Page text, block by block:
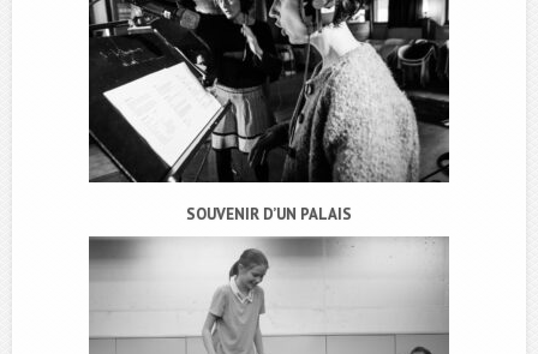
SOUVENIR D’UN PALAIS